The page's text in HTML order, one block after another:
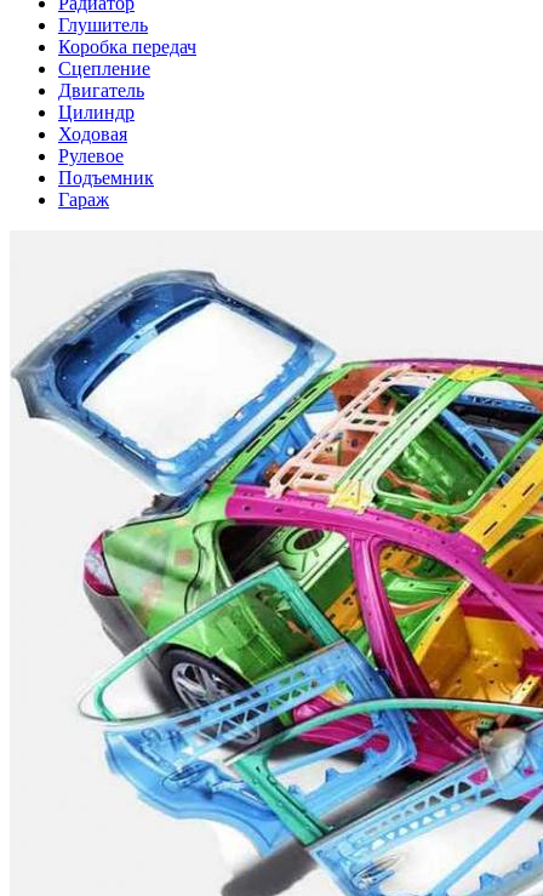
Глушитель
Коробка передач
Сцепление
Двигатель
Цилиндр
Ходовая
Рулевое
Подъемник
Гараж